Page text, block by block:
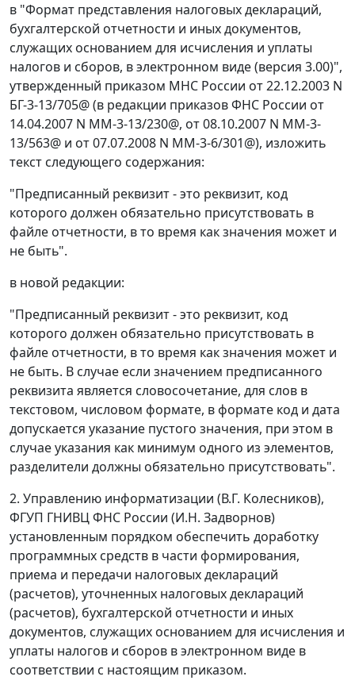
в "Формат представления налоговых деклараций,
бухгалтерской отчетности и иных документов,
служащих основанием для исчисления и уплаты
налогов и сборов, в электронном виде (версия 3.00)",
утвержденный приказом МНС России от 22.12.2003 N
БГ-3-13/705@ (в редакции приказов ФНС России от
14.04.2007 N ММ-3-13/230@, от 08.10.2007 N ММ-3-
13/563@ и от 07.07.2008 N ММ-3-6/301@), изложить
текст следующего содержания:
"Предписанный реквизит - это реквизит, код
которого должен обязательно присутствовать в
файле отчетности, в то время как значения может и
не быть".
в новой редакции:
"Предписанный реквизит - это реквизит, код
которого должен обязательно присутствовать в
файле отчетности, в то время как значения может и
не быть. В случае если значением предписанного
реквизита является словосочетание, для слов в
текстовом, числовом формате, в формате код и дата
допускается указание пустого значения, при этом в
случае указания как минимум одного из элементов,
разделители должны обязательно присутствовать".
2. Управлению информатизации (В.Г. Колесников),
ФГУП ГНИВЦ ФНС России (И.Н. Задворнов)
установленным порядком обеспечить доработку
программных средств в части формирования,
приема и передачи налоговых деклараций
(расчетов), уточненных налоговых деклараций
(расчетов), бухгалтерской отчетности и иных
документов, служащих основанием для исчисления и
уплаты налогов и сборов в электронном виде в
соответствии с настоящим приказом.